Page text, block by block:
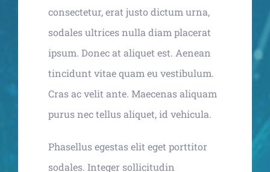
consectetur, erat justo dictum urna,
sodales ultrices nulla diam placerat
ipsum. Donec at aliquet est. Aenean
tincidunt vitae quam eu vestibulum.
Cras ac velit ante. Maecenas aliquam
purus nec tellus aliquet, id vehicula.
Phasellus egestas elit eget porttitor
sodales. Integer sollicitudin